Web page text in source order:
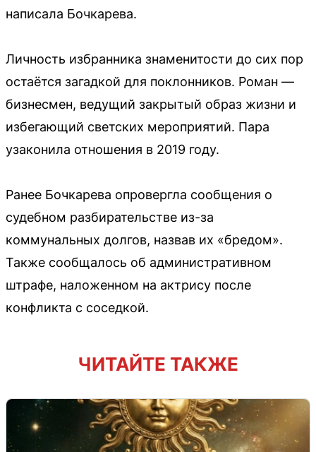
написала Бочкарева.
Личность избранника знаменитости до сих пор
остаётся загадкой для поклонников. Роман —
бизнесмен, ведущий закрытый образ жизни и
избегающий светских мероприятий. Пара
узаконила отношения в 2019 году.
Ранее Бочкарева опровергла сообщения о
судебном разбирательстве из-за
коммунальных долгов, назвав их «бредом».
Также сообщалось об административном
штрафе, наложенном на актрису после
конфликта с соседкой.
ЧИТАЙТЕ ТАКЖЕ